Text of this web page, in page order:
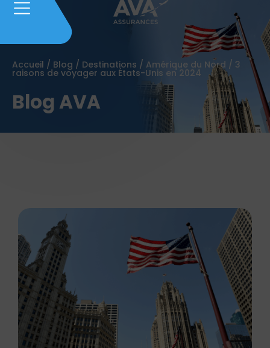
Accueil / Blog / Destinations / Amérique du Nord / 3
raisons de voyager aux États-Unis en 2024
Blog AVA